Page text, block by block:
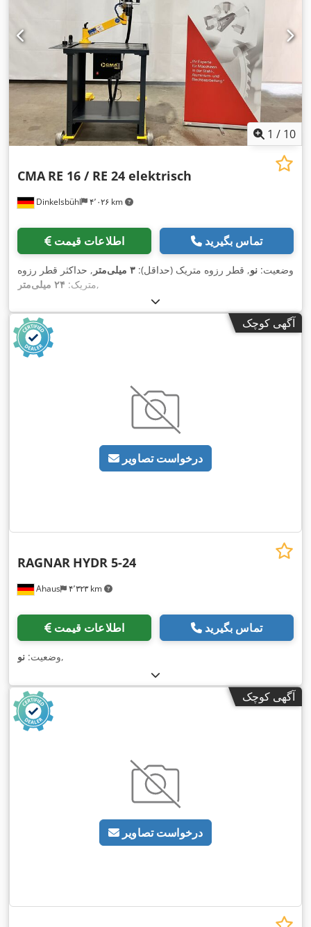
1 / 10
Dinkelsbühl ۴٬۰۲۶ km
CMA RE 16 / RE 24 elektrisch
اطلاعات قیمت تماس بگیرید
وضعیت: نو, قطر رزوه متریک (حداقل): ۳ میلی‌متر
, حداکثر قطر رزوه
متریک: ۲۴ میلی‌متر ,
آگهی کوچک
درخواست تصاویر
Ahaus ۴٬۳۲۳ km
RAGNAR HYDR 5-24
اطلاعات قیمت تماس بگیرید
وضعیت: نو ,
آگهی کوچک
درخواست تصاویر